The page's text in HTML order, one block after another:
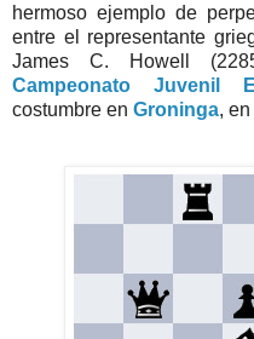
hermoso ejemplo de
entre el representante
James C. Howell
Campeonato Juvenil
costumbre en Groninga,